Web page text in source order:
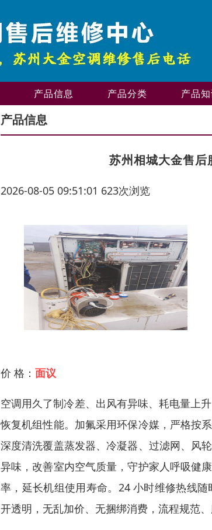
产品信息 产品分类 产品
产品信息
苏州相城大金售
2026-08-05 09:51:01 623次浏览
价 格： 面议
空调用久了制冷差、出风有异味、耗电量上
恢复机组性能。加氟采用环保冷媒，严格按
深度清洗覆盖蒸发器、冷凝器、过滤网、风
异味，改善室内空气质量，守护家人呼吸健
率，延长机组使用寿命。24 小时维修热线
开透明，无乱加价、无捆绑消费，流程规范